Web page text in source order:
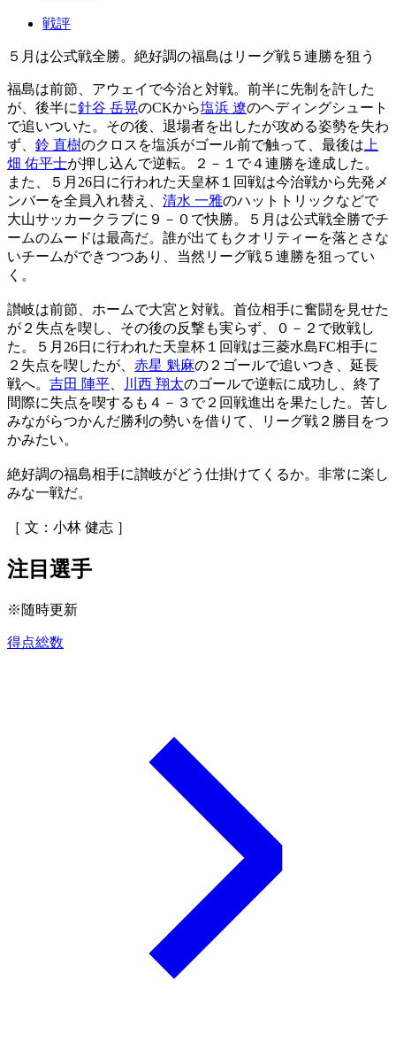
戦評
５月は公式戦全勝。絶好調の福島はリーグ戦５連勝を狙う
福島は前節、アウェイで今治と対戦。前半に先制を許した
が、後半に針谷 岳晃のCKから塩浜 遼のヘディングシュート
で追いついた。その後、退場者を出したが攻める姿勢を失わ
ず、 鈴 直樹のクロスを塩浜がゴール前で触って、最後は 上
畑 佑平士が押し込んで逆転。２－１で４連勝を達成した。
また、５月26日に行われた天皇杯１回戦は今治戦から先発メ
ンバーを全員入れ替え、 清水 一雅のハットトリックなどで
大山サッカークラブに９－０で快勝。５月は公式戦全勝でチ
ームのムードは最高だ。誰が出てもクオリティーを落とさな
いチームができつつあり、当然リーグ戦５連勝を狙ってい
く。
讃岐は前節、ホームで大宮と対戦。首位相手に奮闘を見せた
が２失点を喫し、その後の反撃も実らず、０－２で敗戦し
た。５月26日に行われた天皇杯１回戦は三菱水島FC相手に
２失点を喫したが、 赤星 魁麻の２ゴールで追いつき、延長
戦へ。 吉田 陣平 川西 翔太のゴールで逆転に成功し、終了
間際に失点を喫するも４－３で２回戦進出を果たした。苦し
みながらつかんだ勝利の勢いを借りて、リーグ戦２勝目をつ
かみたい。
絶好調の福島相手に讃岐がどう仕掛けてくるか。非常に楽し
みな一戦だ。
［ 文：小林 健志 ］
注目選手
※随時更新
得点総数